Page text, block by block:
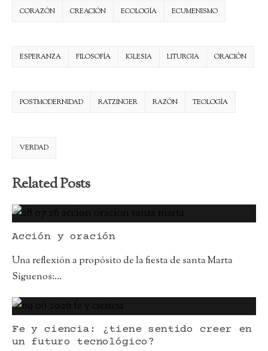
CORAZÓN CREACIÓN ECOLOGÍA ECUMENISMO
ESPERANZA FILOSOFÍA IGLESIA LITURGIA ORACIÓN
POSTMODERNIDAD RATZINGER RAZÓN TEOLOGÍA
VERDAD
Related Posts
Acción y oración
Una reflexión a propósito de la fiesta de santa Marta
Síguenos:...
Fe y ciencia: ¿tiene sentido creer en
un futuro tecnológico?